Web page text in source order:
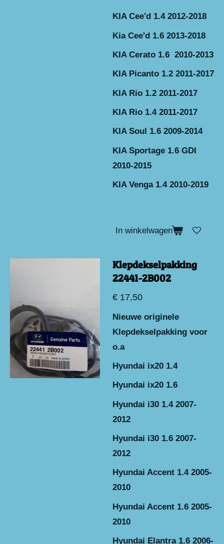
KIA Cee'd 1.4 2012-2018
Kia Cee'd 1.6 2013-2018
KIA Cerato 1.6 2010-2013
KIA Picanto 1.2 2011-2017
KIA Rio 1.2 2011-2017
KIA Rio 1.4 2011-2017
KIA Soul 1.6 2009-2014
KIA Sportage 1.6 GDI
2010-2015
KIA Venga 1.4 2010-2019
In winkelwagen
Klepdekselpakking
22441-2B002
€ 17,50
Nieuwe originele
Klepdekselpakking voor
o.a
Hyundai ix20 1.4
Hyundai ix20 1.6
Hyundai i30 1.4 2007-
2012
Hyundai i30 1.6 2007-
2012
Hyundai Accent 1.4 2005-
2010
Hyundai Accent 1.6 2005-
2010
Hyundai Elantra 1.6 2006-